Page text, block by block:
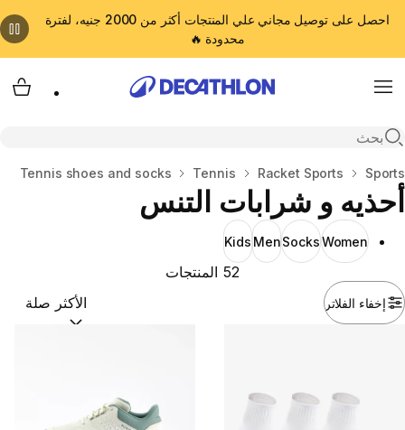
احصل على توصيل مجاني علي المنتجات أكثر من 2000 جنيه، لفترة
محدودة 🔥
Menu
Open search
المنزل
Sports
Racket Sports
Tennis
Tennis shoes and socks
أحذيه و شرابات التنس
Women
Socks
Men
Kids
إخفاء الفلاتر
52 المنتجات
ترتيب حسب: